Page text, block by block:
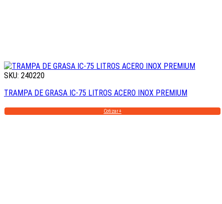
SKU: 240220
TRAMPA DE GRASA IC-75 LITROS ACERO INOX PREMIUM
Cotizar +